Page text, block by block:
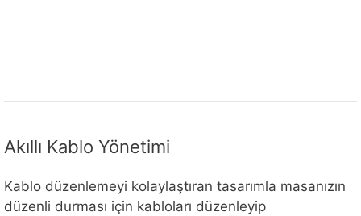
Akıllı Kablo Yönetimi
Kablo düzenlemeyi kolaylaştıran tasarımla masanızın
düzenli durması için kabloları düzenleyip